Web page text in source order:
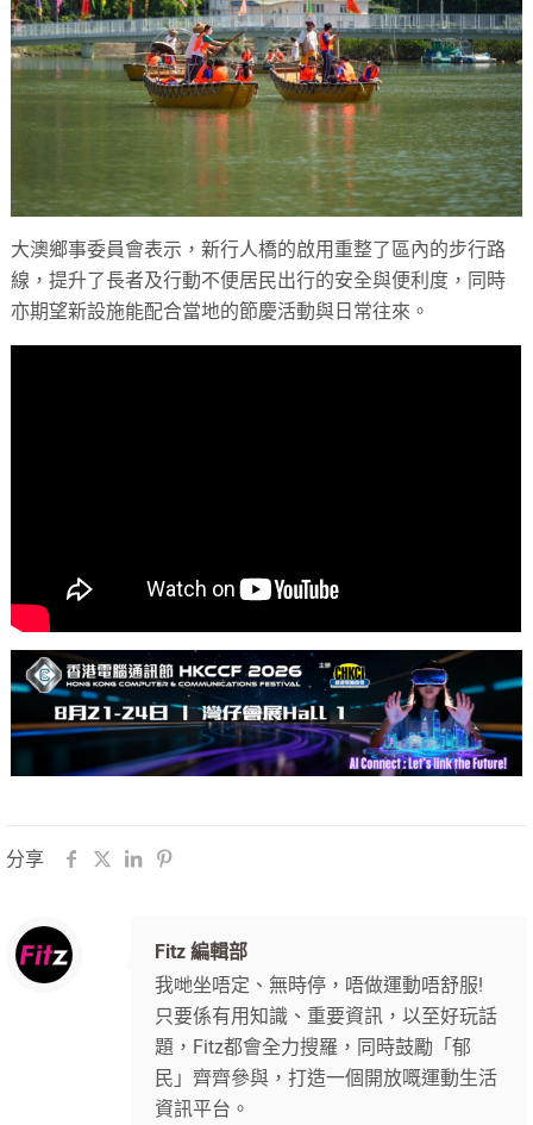
大澳鄉事委員會表示，新行人橋的啟用重整了區內的步行路
線，提升了長者及行動不便居民出行的安全與便利度，同時
亦期望新設施能配合當地的節慶活動與日常往來。
分享
Fitz 編輯部
我哋坐唔定、無時停，唔做運動唔舒服!
只要係有用知識、重要資訊，以至好玩話
題，Fitz都會全力搜羅，同時鼓勵「郁
民」齊齊參與，打造一個開放嘅運動生活
資訊平台。